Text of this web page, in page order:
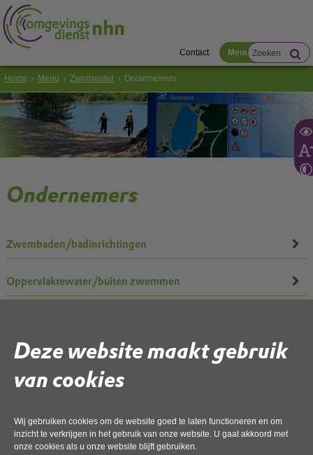
Deze website maakt gebruik
van cookies
Wij gebruiken cookies om de website goed te laten functioneren en om
inzicht te verkrijgen in het gebruik van onze website. U gaat akkoord met
onze cookies als u onze website blijft gebruiken.
Contact Menu
Home Menu Zwemwater Ondernemers
Ondernemers
Zwembaden/badinrichtingen
Oppervlaktewater/buiten zwemmen
Wet- en regelgeving